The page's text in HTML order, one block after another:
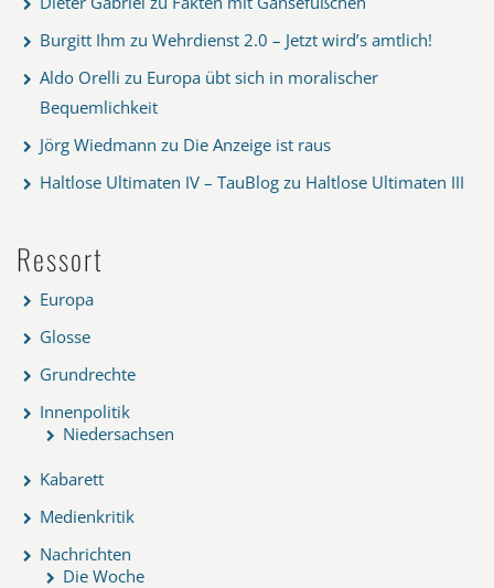
Burgitt Ihm zu Wehrdienst 2.0 – Jetzt wird’s amtlich!
Aldo Orelli zu Europa übt sich in moralischer
Bequemlichkeit
Jörg Wiedmann zu Die Anzeige ist raus
Haltlose Ultimaten IV – TauBlog zu Haltlose Ultimaten III
Ressort
Europa
Glosse
Grundrechte
Innenpolitik
Niedersachsen
Kabarett
Medienkritik
Nachrichten
Die Woche